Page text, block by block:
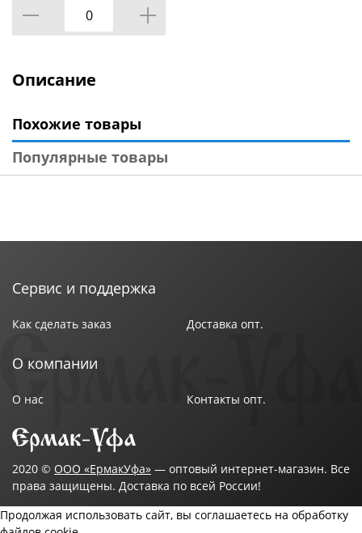
Описание
Похожие товары
Популярные товары
Сервис и поддержка
Как сделать заказ Доставка опт.
О компании
О нас Контакты опт.
2020 © ООО «ЕрмакУфа» — оптовый интернет-магазин. Все
права защищены. Доставка по всей России!
Продолжая использовать сайт, вы соглашаетесь на обработку